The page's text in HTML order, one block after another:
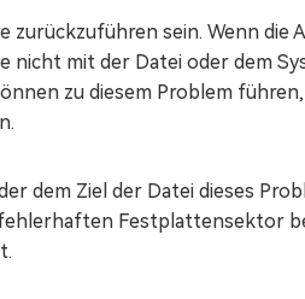
sein. Wenn die
nicht mit der Datei oder dem
zu diesem Problem
dem Ziel der Datei dieses
Festplattensektor